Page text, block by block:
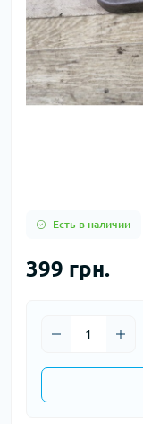
Есть в наличии
399 грн.